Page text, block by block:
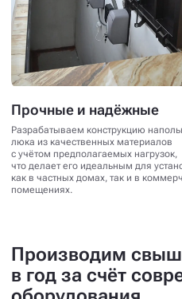
Прочные и надёжные
Разрабатываем конструкцию
люка из качественных материалов
с учётом предполагаемых нагрузок,
что делает его идеальным для
как в частных домах, так и в
помещениях.
Производим
в год за счёт